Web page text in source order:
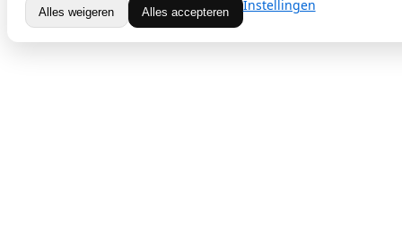
Alles weigeren Alles accepteren Instellingen